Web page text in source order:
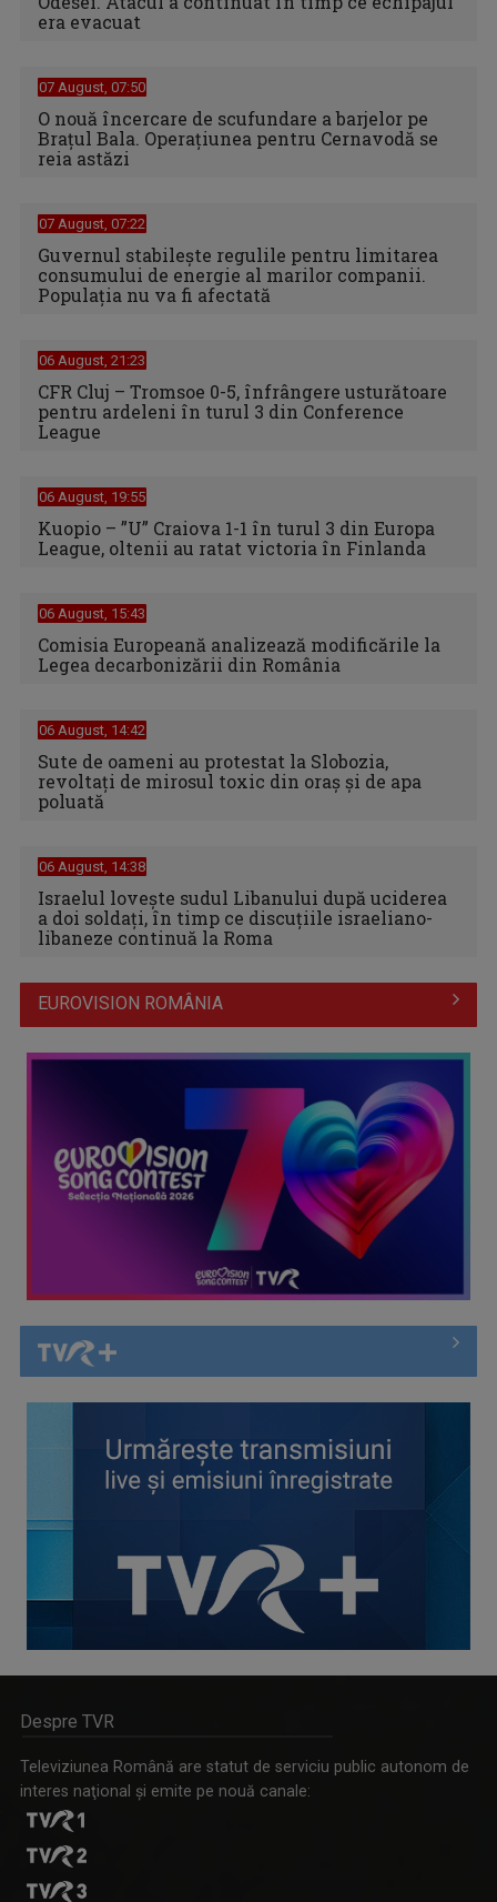
era evacuat
07 August, 07:50
O nouă încercare de scufundare a barjelor pe
Brațul Bala. Operațiunea pentru Cernavodă se
reia astăzi
07 August, 07:22
Guvernul stabilește regulile pentru limitarea
consumului de energie al marilor companii.
Populația nu va fi afectată
06 August, 21:23
CFR Cluj – Tromsoe 0-5, înfrângere usturătoare
pentru ardeleni în turul 3 din Conference
League
06 August, 19:55
Kuopio – ”U” Craiova 1-1 în turul 3 din Europa
League, oltenii au ratat victoria în Finlanda
06 August, 15:43
Comisia Europeană analizează modificările la
Legea decarbonizării din România
06 August, 14:42
Sute de oameni au protestat la Slobozia,
revoltați de mirosul toxic din oraș și de apa
poluată
06 August, 14:38
Israelul loveşte sudul Libanului după uciderea
a doi soldaţi, în timp ce discuţiile israeliano-
libaneze continuă la Roma
EUROVISION ROMÂNIA
Despre TVR
Televiziunea Română are statut de serviciu public autonom de
interes naţional şi emite pe nouă canale: